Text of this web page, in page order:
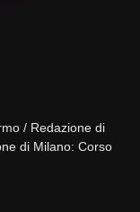
/ Redazione di
di Milano: Corso